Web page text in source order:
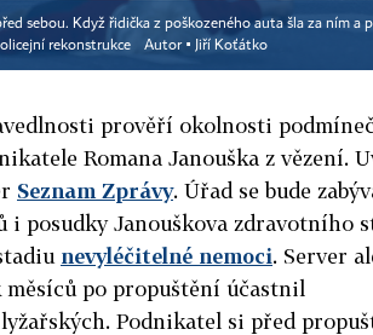
sebou. Když řidička z poškozeného auta šla za ním a
rekonstrukce
Autor ▪ Jiří Koťátko
prověří okolnosti
Romana Janouška z vězení.
Seznam Zprávy. Úřad se bude
i posudky Janouškova zdravotního
nevyléčitelné nemoci. Server
měsíců po propuštění účastnil
Podnikatel si před